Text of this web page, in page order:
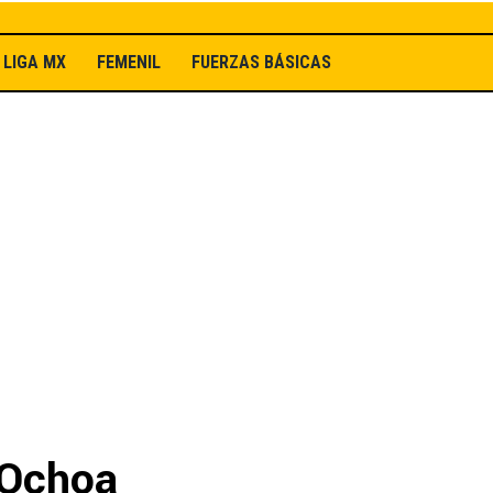
LIGA MX FEMENIL FUERZAS BÁSICAS